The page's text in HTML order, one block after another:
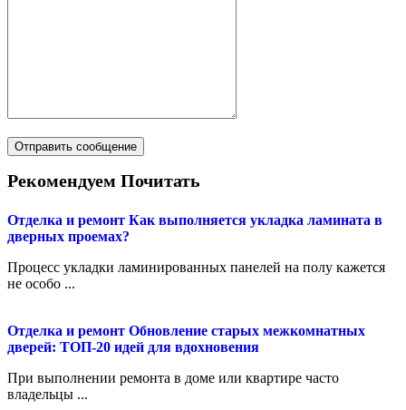
Рекомендуем Почитать
Отделка и ремонт Как выполняется укладка ламината в
дверных проемах?
Процесс укладки ламинированных панелей на полу кажется
не особо ...
Отделка и ремонт Обновление старых межкомнатных
дверей: ТОП-20 идей для вдохновения
При выполнении ремонта в доме или квартире часто
владельцы ...